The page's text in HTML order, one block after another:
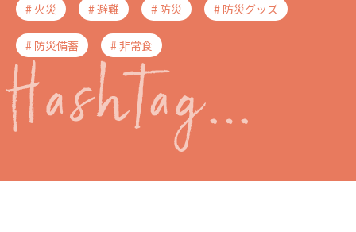
# 火災 # 避難 # 防災 # 防災グッズ
# 防災備蓄 # 非常食